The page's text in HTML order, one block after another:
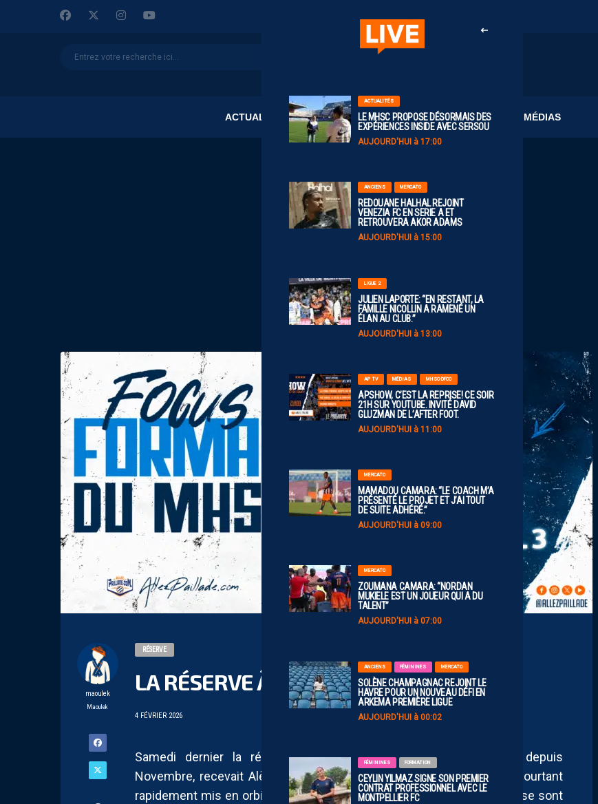
ACTUALITÉS CLUB MÉDIAS
ACTUALITÉS
LE MHSC PROPOSE DÉSORMAIS DES
EXPÉRIENCES INSIDE AVEC SERSOU
AUJOURD'HUI à 17:00
ANCIENS MERCATO
REDOUANE HALHAL REJOINT
VENEZIA FC EN SERIE A ET
RETROUVERA AKOR ADAMS
AUJOURD'HUI à 15:00
LIGUE 2
JULIEN LAPORTE: “EN RESTANT, LA
FAMILLE NICOLLIN A RAMENÉ UN
ÉLAN AU CLUB.”
AUJOURD'HUI à 13:00
AP TV MÉDIAS MHSC-DFCO
APSHOW, C’EST LA REPRISE! CE SOIR
21H SUR YOUTUBE. INVITÉ DAVID
GLUZMAN DE L’AFTER FOOT.
AUJOURD'HUI à 11:00
MERCATO
MAMADOU CAMARA: “LE COACH M’A
PRÉSENTÉ LE PROJET ET J’AI TOUT
DE SUITE ADHÉRÉ.”
AUJOURD'HUI à 09:00
MERCATO
ZOUMANA CAMARA: “NORDAN
MUKIELE EST UN JOUEUR QUI A DU
TALENT”
AUJOURD'HUI à 07:00
ANCIENS FÉMININES MERCATO
SOLÈNE CHAMPAGNAC REJOINT LE
HAVRE POUR UN NOUVEAU DÉFI EN
ARKEMA PREMIÈRE LIGUE
AUJOURD'HUI à 00:02
FÉMININES FORMATION
CEYLIN YILMAZ SIGNE SON PREMIER
CONTRAT PROFESSIONNEL AVEC LE
MONTPELLIER FC
maoulek
Maoulek
RÉSERVE
LA RÉSERVE À L’ARRÊT.
4 FÉVRIER 2026
Samedi dernier la réserve du MHSC, qui restait sans victoire depuis
Novembre, recevait Alès pour le compte de la 13e journée de N3. Pourtant
rapidement mis en orbite suite au but de Diarra à la 15e, les Pailladins se sont